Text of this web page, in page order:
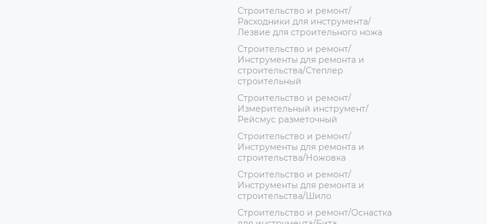
Строительство и ремонт/
Расходники для инструмента/
Лезвие для строительного ножа
Строительство и ремонт/
Инструменты для ремонта и
строительства/Степлер
строительный
Строительство и ремонт/
Измерительный инструмент/
Рейсмус разметочный
Строительство и ремонт/
Инструменты для ремонта и
строительства/Ножовка
Строительство и ремонт/
Инструменты для ремонта и
строительства/Шило
Строительство и ремонт/Оснастка